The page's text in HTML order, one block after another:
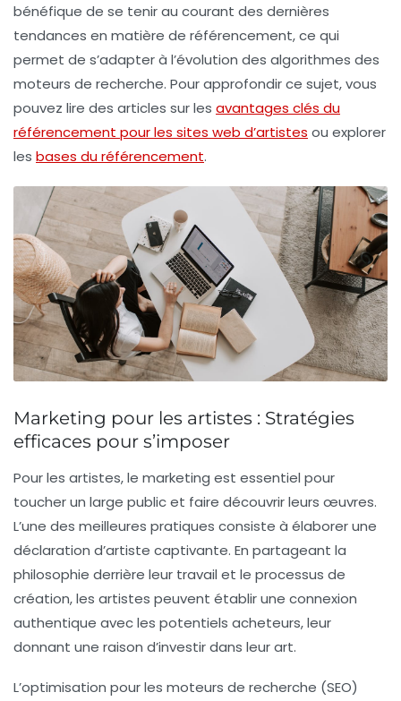
bénéfique de se tenir au courant des dernières
tendances en matière de référencement, ce qui
permet de s’adapter à l’évolution des algorithmes des
moteurs de recherche. Pour approfondir ce sujet, vous
pouvez lire des articles sur les avantages clés du
référencement pour les sites web d’artistes ou explorer
les bases du référencement.
Marketing pour les artistes : Stratégies
efficaces pour s’imposer
Pour les artistes, le marketing est essentiel pour
toucher un large publicet faire découvrir leurs œuvres.
L’une des meilleures pratiques consiste à élaborer une
déclaration d’artiste captivante. En partageant la
philosophie derrière leur travail et le processus de
création, les artistes peuvent établir une connexion
authentique avec les potentiels acheteurs, leur
donnant une raison d’investir dans leur art.
L’optimisation pour les moteurs de recherche (SEO)